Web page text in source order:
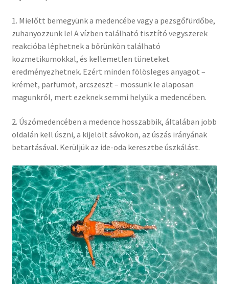
1. Mielőtt bemegyünk a medencébe vagy a pezsgőfürdőbe,
zuhanyozzunk le! A vízben található tisztító vegyszerek
reakcióba léphetnek a bőrünkön található
kozmetikumokkal, és kellemetlen tüneteket
eredményezhetnek. Ezért minden fölösleges anyagot –
krémet, parfümöt, arcszeszt – mossunk le alaposan
magunkról, mert ezeknek semmi helyük a medencében.
2. Úszómedencében a medence hosszabbik, általában jobb
oldalán kell úszni, a kijelölt sávokon, az úszás irányának
betartásával. Kerüljük az ide-oda keresztbe úszkálást.